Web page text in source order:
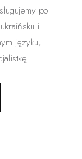
po
i
języku,